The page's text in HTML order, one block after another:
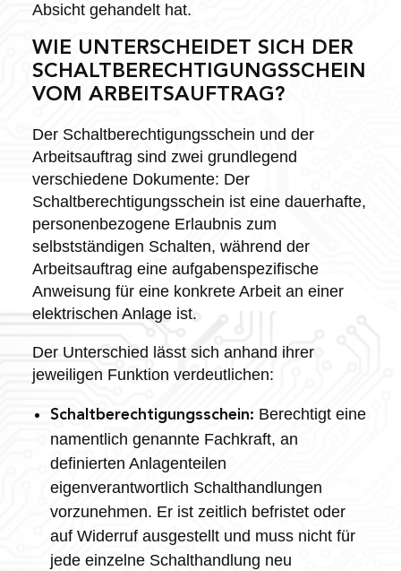
Absicht gehandelt hat.
WIE UNTERSCHEIDET SICH DER
SCHALTBERECHTIGUNGSSCHEIN
VOM ARBEITSAUFTRAG?
Der Schaltberechtigungsschein und der
Arbeitsauftrag sind zwei grundlegend
verschiedene Dokumente: Der
Schaltberechtigungsschein ist eine dauerhafte,
personenbezogene Erlaubnis zum
selbstständigen Schalten, während der
Arbeitsauftrag eine aufgabenspezifische
Anweisung für eine konkrete Arbeit an einer
elektrischen Anlage ist.
Der Unterschied lässt sich anhand ihrer
jeweiligen Funktion verdeutlichen:
Schaltberechtigungsschein: Berechtigt eine
namentlich genannte Fachkraft, an
definierten Anlagenteilen
eigenverantwortlich Schalthandlungen
vorzunehmen. Er ist zeitlich befristet oder
auf Widerruf ausgestellt und muss nicht für
jede einzelne Schalthandlung neu